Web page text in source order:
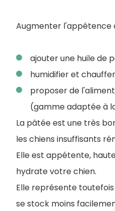
Augmenter l'appétence
ajouter une huile de
humidifier et
proposer de
(gamme adaptée à
La pâtée est une très
les chiens insuffisants
Elle est appétente,
hydrate votre chien.
Elle représente
se stock moins